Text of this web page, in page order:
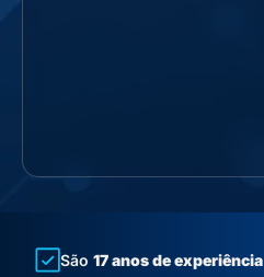
São 17 anos de experiência